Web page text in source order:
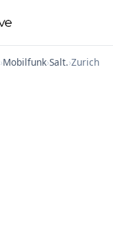
›Mobilfunk›Salt.›Zurich